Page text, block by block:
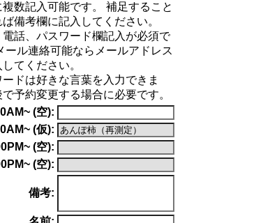
数記入可能です。 補足すること
備考欄に記入してください。
電話、パスワード欄記入が必須で
ール連絡可能ならメールアドレス
してください。
ドは好きな言葉を入力できま
予約変更する場合に必要です。
(空):
(仮):
(空):
(空):
備考: